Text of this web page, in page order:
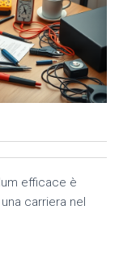
O
efficace è
carriera nel